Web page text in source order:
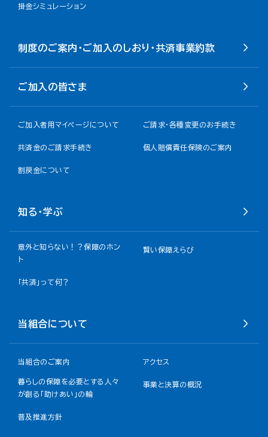
掛金シミュレーション
制度のご案内・ご加入のしおり・共済事業約款
ご加入の皆さま
ご加入者用マイページについて ご請求・各種変更のお手続き
共済金のご請求手続き 個人賠償責任保険のご案内
割戻金について​
知る・学ぶ
意外と知らない！？保障のホン
ト
賢い保障えらび
「共済」って何？
当組合について
当組合のご案内 アクセス
暮らしの保障を必要とする人々
が創る「助けあい」の輪
事業と決算の概況
普及推進方針